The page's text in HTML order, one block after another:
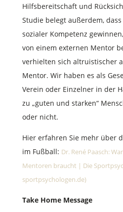
Hilfsbereitschaft und
Studie belegt außerdem,
sozialer Kompetenz
von einem externen Mentor
verhielten sich altruistischer
Mentor. Wir haben es als
Verein oder Einzelner in der
zu „guten und starken“
oder nicht.
Hier erfahren Sie mehr über
im Fußball: Dr. René Paasch:
Mentoren braucht | Die
sportpsychologen.de)
Take Home Message